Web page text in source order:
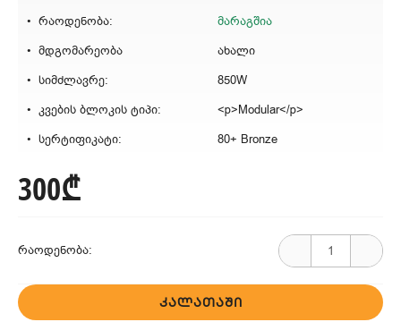
რაოდენობა:
მარაგშია
მდგომარეობა
ახალი
სიმძლავრე:
850W
კვების ბლოკის ტიპი:
<p>Modular</p>
სერტიფიკატი:
80+ Bronze
300₾
რაოდენობა:
ᲙᲐᲚᲐᲗᲐᲨᲘ